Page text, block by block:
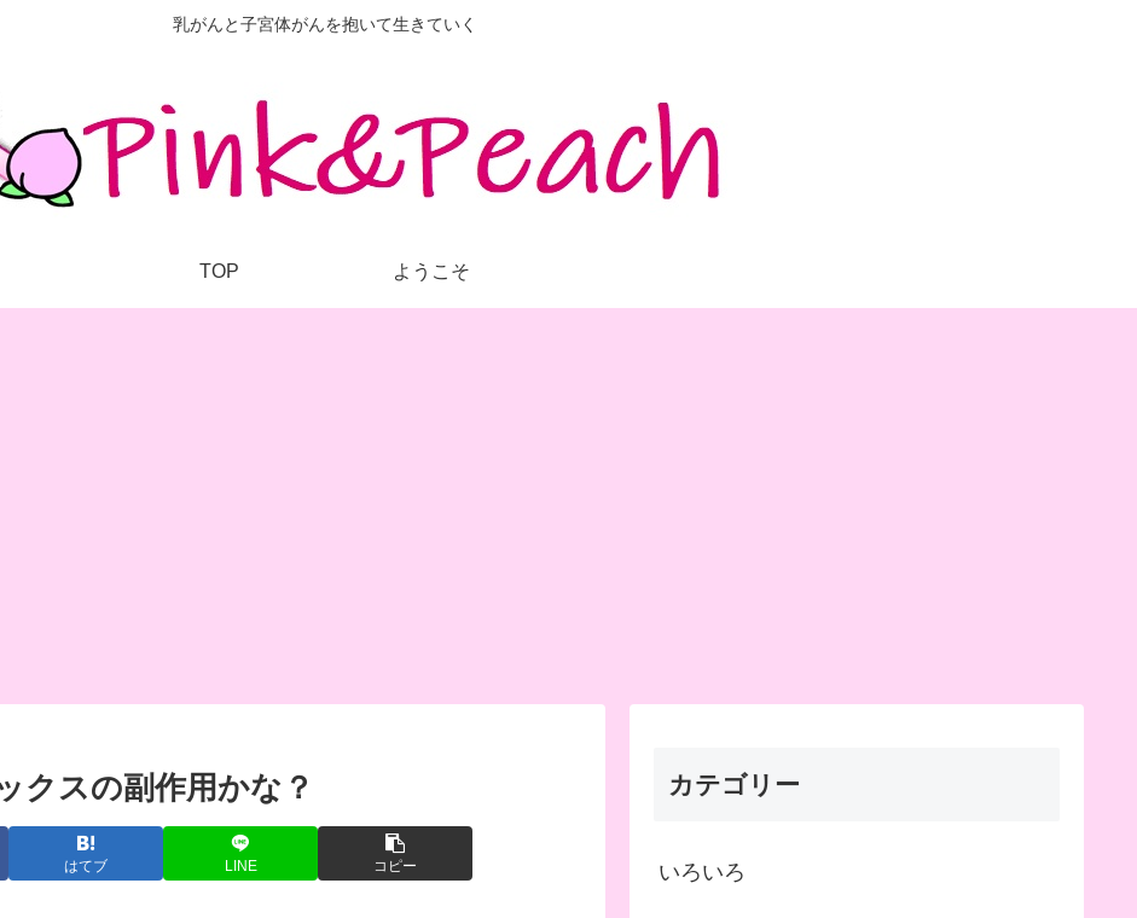
乳がんと子宮体がんを抱いて生きていく
TOP ようこそ
クスの副作用かな？
はてブ LINE コピー
カテゴリー
いろいろ